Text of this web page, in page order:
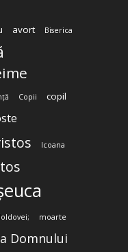
avort Biserica
Copii
copil
Icoana
moarte
Domnului